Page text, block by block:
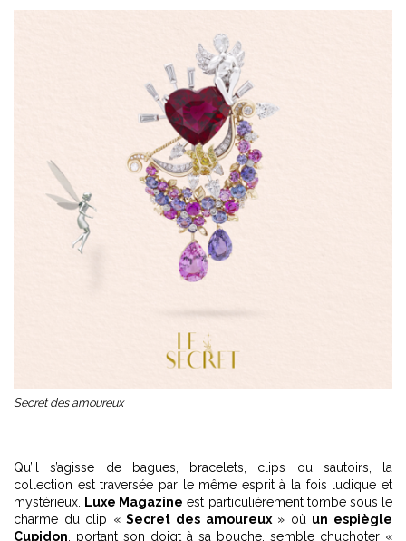
Secret des amoureux
Qu’il s’agisse de bagues, bracelets, clips ou sautoirs, la
collection est traversée par le même esprit à la fois ludique et
mystérieux.
Luxe Magazine est particulièrement tombé sous le
charme du clip «Secret des amoureux» où un espiègle
Cupidon , portant son doigt à sa bouche, semble chuchoter «